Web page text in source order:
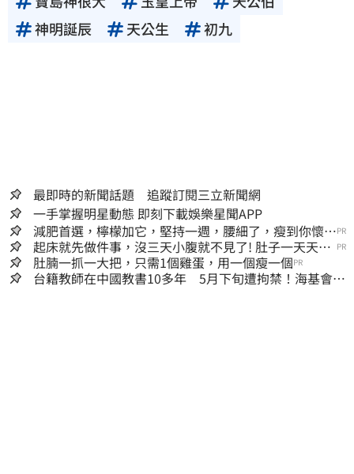
神明誕辰
天公生 初九
最即時的新聞話題 追蹤訂閱三立新聞網
一手掌握明星動態 即刻下載娛樂星聞APP
減肥首選，檸檬加它，堅持一週，腰細了，瘦到你懷疑
人生
PR
起床就先做件事，沒三天小腹就不見了! 肚子一天天變
小！
PR
肚腩一抓一大把，只需1個雞蛋，用一個瘦一個PR
台籍教師在中國教書10多年 5月下旬遭拘禁！海基會揭